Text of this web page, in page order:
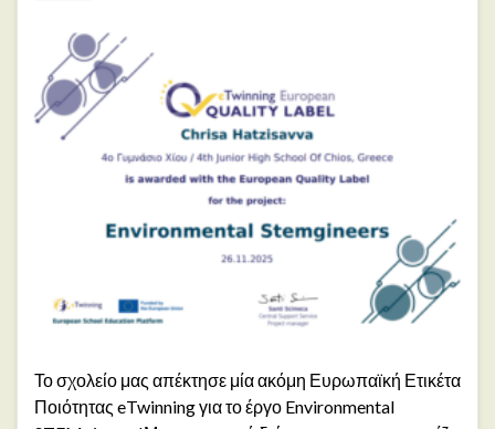
Το σχολείο μας απέκτησε μία ακόμη Ευρωπαϊκή Ετικέτα
Ποιότητας eTwinning για το έργο Environmental